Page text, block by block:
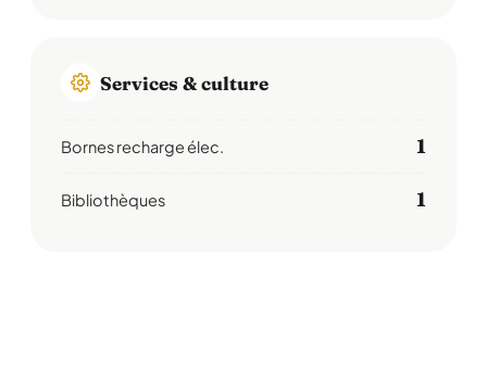
Services & culture
Bornes recharge élec. 1
Bibliothèques 1